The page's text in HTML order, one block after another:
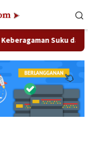
Suku dan Budaya